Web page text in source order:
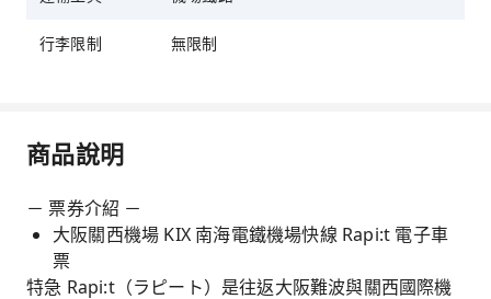
行李限制 無限制
商品說明
－ 票券介紹 －
大阪關西機場 KIX 南海電鐵機場快線 Rapi:t 電子車
票
特急 Rapi:t（ラピート）是往返大阪難波與關西國際機